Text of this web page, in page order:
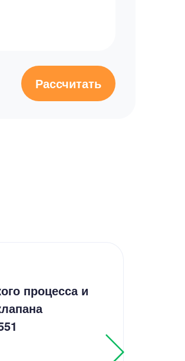
Рассчитать
процесса и